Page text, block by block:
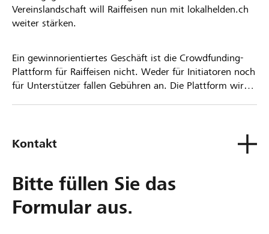
Vereinslandschaft will Raiffeisen nun mit lokalhelden.ch
weiter stärken.
Ein gewinnorientiertes Geschäft ist die Crowdfunding-
Plattform für Raiffeisen nicht. Weder für Initiatoren noch
für Unterstützer fallen Gebühren an. Die Plattform wird
Kontakt
Bitte füllen Sie das
Formular aus.